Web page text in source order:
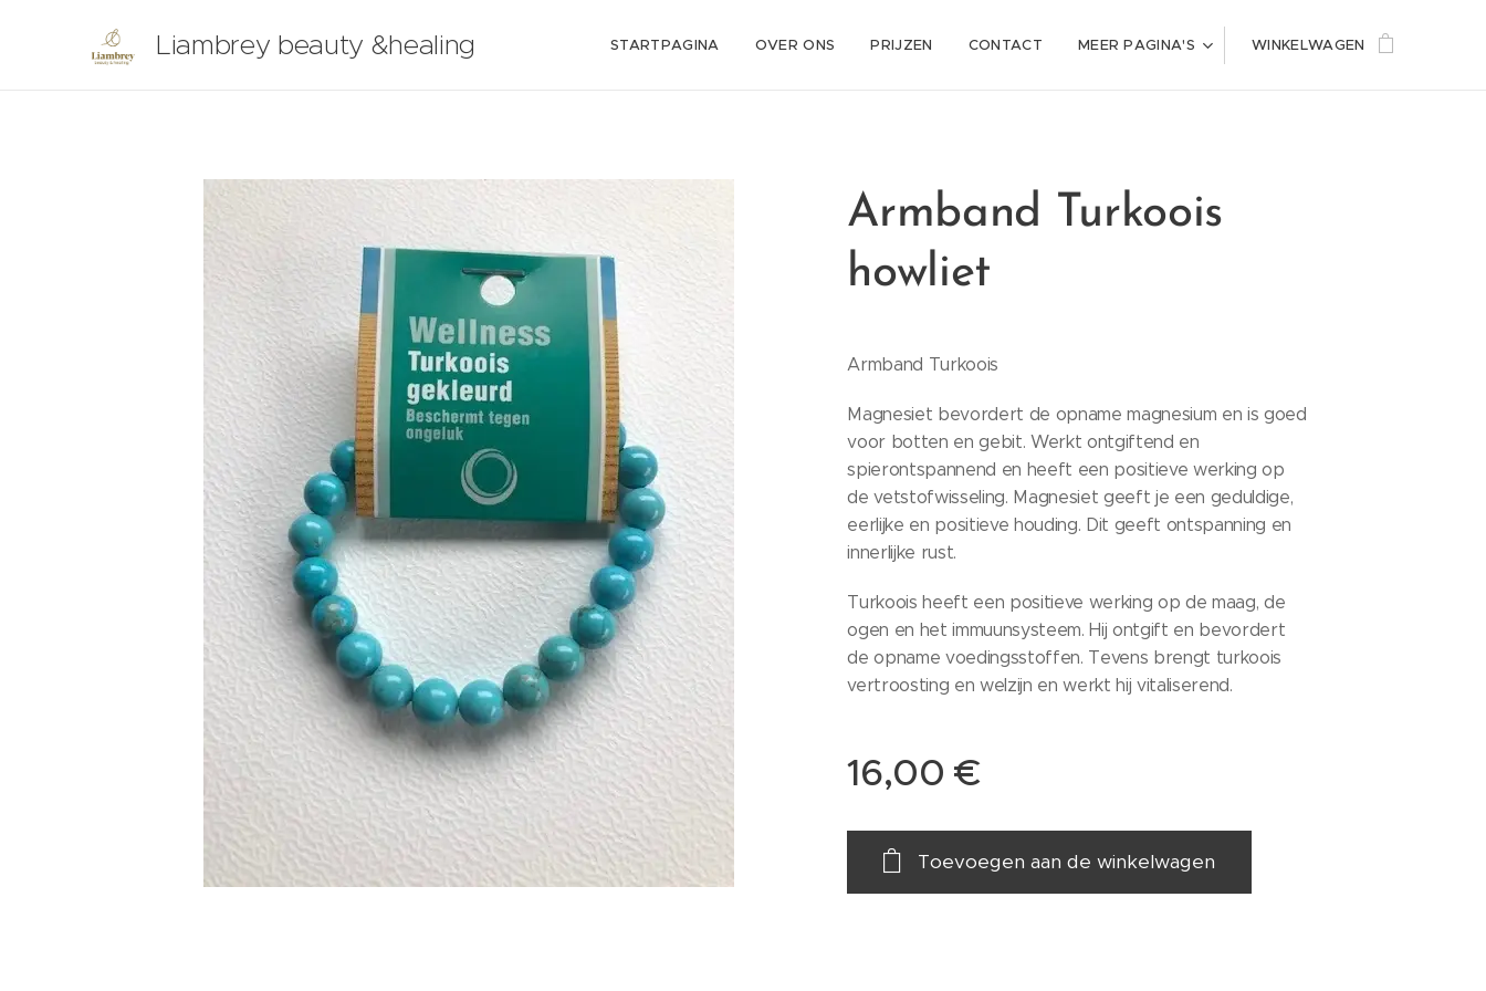
Liambrey beauty &healing STARTPAGINA OVER ONS PRIJZEN CONTACT MEER PAGINA'S WINKELWAGEN
Armband Turkoois
howliet
Armband Turkoois
Magnesiet bevordert de opname magnesium en is goed
voor botten en gebit. Werkt ontgiftend en
spierontspannend en heeft een positieve werking op
de vetstofwisseling. Magnesiet geeft je een geduldige,
eerlijke en positieve houding. Dit geeft ontspanning en
innerlijke rust.
Turkoois heeft een positieve werking op de maag, de
ogen en het immuunsysteem. Hij ontgift en bevordert
de opname voedingsstoffen. Tevens brengt turkoois
vertroosting en welzijn en werkt hij vitaliserend.
16,00 €
Toevoegen aan de winkelwagen